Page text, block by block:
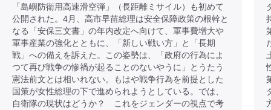
「島嶼防衛用高速滑空弾」（長距離ミサイル）も初めて
公開された。4月、高市早苗総理は安全保障政策の根幹と
なる「安保三文書」の年内改定へ向けて、軍事費増大や
軍事産業の強化とともに、「新しい戦い方」と「長期
戦」への備えを訴えた。この姿勢は、「政府の行為によ
つて再び戦争の惨禍が起ることのないやうに」とうたう
憲法前文とは相いれない。もはや戦争行為を前提とした
国策が女性総理の下で進められようとしている。では、
自衛隊の現状はどうか？ これをジェンダーの視点で考